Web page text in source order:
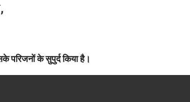
परिजनों के सुपुर्द किया है।